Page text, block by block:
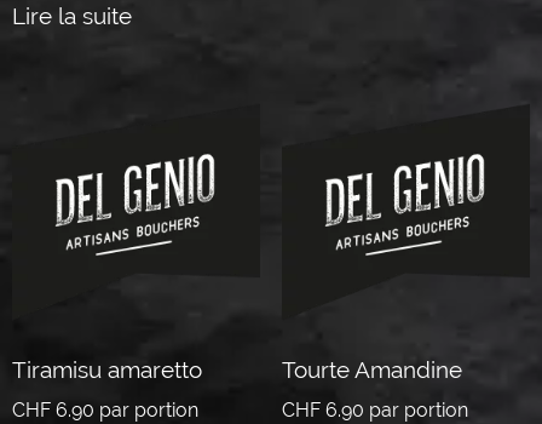
Lire la suite
Tiramisu amaretto
CHF 6.90 par portion
Tourte Amandine
CHF6.90 par portion